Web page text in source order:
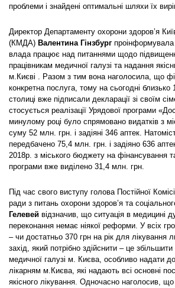
проблеми і знайдені оптимальні шляхи їх
Директор Департаменту охорони здоров’я
(КМДА) Валентина Гінзбург проінформувала
влада працює над питаннями щодо
працівникам медичної галузі та надання
м.Києві . Разом з тим вона наголосила, що
конкретна послуга, тому на сьогодні
столиці вже підписали декларації зі своїм
стосується реалізації Урядової програми
минулому році було спрямовано видатків з
суму 52 млн. грн. і задіяні 346 аптек.
передбачено 75,4 млн. грн. і задіяно 636
2018р. з міського бюджету на фінансування
програми вже виділено 31,4 млн. грн.
Під час свого виступу голова Постійної
ради з питань охорони здоров’я та
Гелевей відзначив, що ситуація в медицині
переконання немає ніякої реформи. У всіх
– чи достатньо 370 грн на рік для лікування
захід, який потрібно здійснити – це
медичної галузі м. Києва, особливо надати
лікарням м.Києва, які надають всі основні
якісного лікування. Одночасно наголосив, що